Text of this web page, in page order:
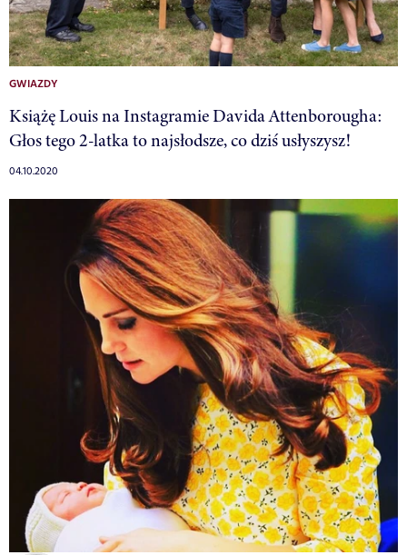
GWIAZDY
Książę Louis na Instagramie Davida Attenborougha:
Głos tego 2-latka to najsłodsze, co dziś usłyszysz!
04.10.2020